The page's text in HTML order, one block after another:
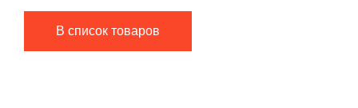
В список товаров